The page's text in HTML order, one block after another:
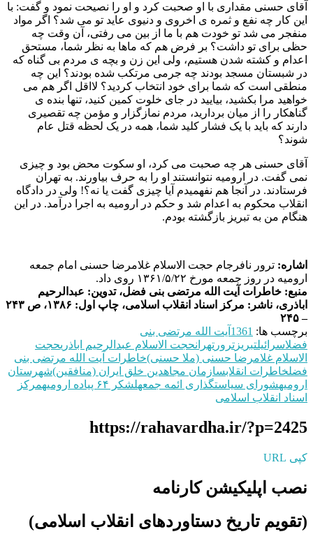
آقای حسنی مقداری با او صحبت کرد و او را نصیحت نمود و گفت: با
این کار چه نفع و ثمره ی اخروی و دنیوی عاید تو می شد؟ اگر مواد
منفجر می شد تو خودت هم با ما از بین می رفتی، آن وقت چه
حظی برای تو داشت؟ بر فرض هم که ماها به نظر شما، مستحق
اعدام و کشته شدن هستیم، ولی این زن و بچه ی مردم بی گناه که
در شبستان مسجد بودند چه جرمی مرتکب شده بودند؟ این چه
منطقی است که شما برای خود انتخاب کردید؟ لااقل اگر هم می
خواهید مرا بکشید، بیایید در جای خلوت کمین کنید، تنها بنده ی
گناهکار را از میان بردارید، مردم نمازگزار و مؤمن چه تقصیری
دارند که باید با یک فشار کلید شما، همه در یک لحظه قتل عام
شوند؟
آقای حسنی هر چه صحبت می کرد، او سکوت محض بود و چیزی
نمی گفت. در ارومیه نتوانستند او را به حرف بیاورند. به تهران
فرستادند. در آنجا هم نفهمیدم آیا چیزی گفت یا نه؟! ولی در دادگاه
انقلاب محکوم به اعدام شد و حکم در ارومیه به اجرا درآمد. در این
هنگام من به تبریز بازگشته بودم.
اشاره: ترور نافرجام حجت‌ الاسلام غلامرضا حسنی امام جمعه
ارومیه در روز جمعه مورخ ۱۳۶۱/۵/۲۲ روی داد.
منبع: خاطرات آیت الله مرتضی بنی فضل، تدوین: عبدالرحیم
اباذری، ناشر: مرکز اسناد انقلاب اسلامی، چاپ اول: ۱۳۸۶، ص ۲۴۳
– ۲۴۵
برچسب ها: 1361 آيت‌ الله مرتضی بنی
فضلاسرائیلتبریز ترور تهرانحجت الاسلام عبدالرحیم اباذریحجت‌
الاسلام غلامرضا حسنی (ملا حسنی)خاطرات آیت الله مرتضی بنی
فضلخاطرات انقلابسازمان مجاهدین خلق ایران (منافقین)شهرستان
ارومیهشورای سیاستگذاری ائمه جمعهلشکر ۶۴ پیاده ارومیه
مرکز
اسناد انقلاب اسلامی
https://rahavardha.ir/?p=2425
کپی URL
نصب اپلیکیشن کارنامه
(تقویم تاریخ دستاوردهای انقلاب اسلامی​)